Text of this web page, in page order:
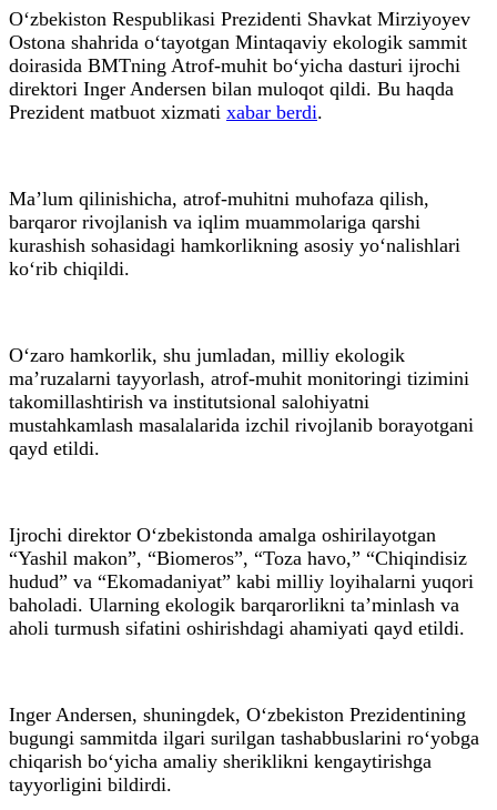
O‘zbekiston Respublikasi Prezidenti Shavkat Mirziyoyev
Ostona shahrida o‘tayotgan Mintaqaviy ekologik sammit
doirasida BMTning Atrof-muhit bo‘yicha dasturi ijrochi
direktori Inger Andersen bilan muloqot qildi. Bu haqda
Prezident matbuot xizmati xabar berdi.
Ma’lum qilinishicha, atrof-muhitni muhofaza qilish,
barqaror rivojlanish va iqlim muammolariga qarshi
kurashish sohasidagi hamkorlikning asosiy yo‘nalishlari
ko‘rib chiqildi.
O‘zaro hamkorlik, shu jumladan, milliy ekologik
ma’ruzalarni tayyorlash, atrof-muhit monitoringi tizimini
takomillashtirish va institutsional salohiyatni
mustahkamlash masalalarida izchil rivojlanib borayotgani
qayd etildi.
Ijrochi direktor O‘zbekistonda amalga oshirilayotgan
“Yashil makon”, “Biomeros”, “Toza havo,” “Chiqindisiz
hudud” va “Ekomadaniyat” kabi milliy loyihalarni yuqori
baholadi. Ularning ekologik barqarorlikni ta’minlash va
aholi turmush sifatini oshirishdagi ahamiyati qayd etildi.
Inger Andersen, shuningdek, O‘zbekiston Prezidentining
bugungi sammitda ilgari surilgan tashabbuslarini ro‘yobga
chiqarish bo‘yicha amaliy sheriklikni kengaytirishga
tayyorligini bildirdi.